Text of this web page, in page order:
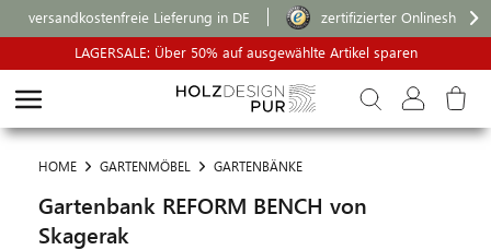
versandkostenfreie Lieferung in DE
zertifizierter Onlineshop
LAGERSALE: Über 50% auf ausgewählte Artikel sparen
HOME GARTENMÖBEL GARTENBÄNKE
Gartenbank REFORM BENCH von
Skagerak